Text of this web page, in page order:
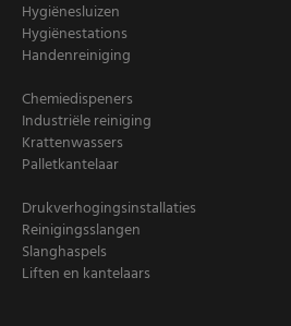
Hygiënesluizen
Hygiënestations
Handenreiniging
Chemiedispeners
Industriële reiniging
Krattenwassers
Palletkantelaar
Drukverhogingsinstallaties
Reinigingsslangen
Slanghaspels
Liften en kantelaars